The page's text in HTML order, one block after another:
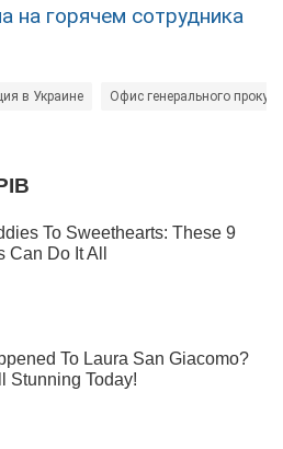
на горячем сотрудника
в Украине Офис генерального